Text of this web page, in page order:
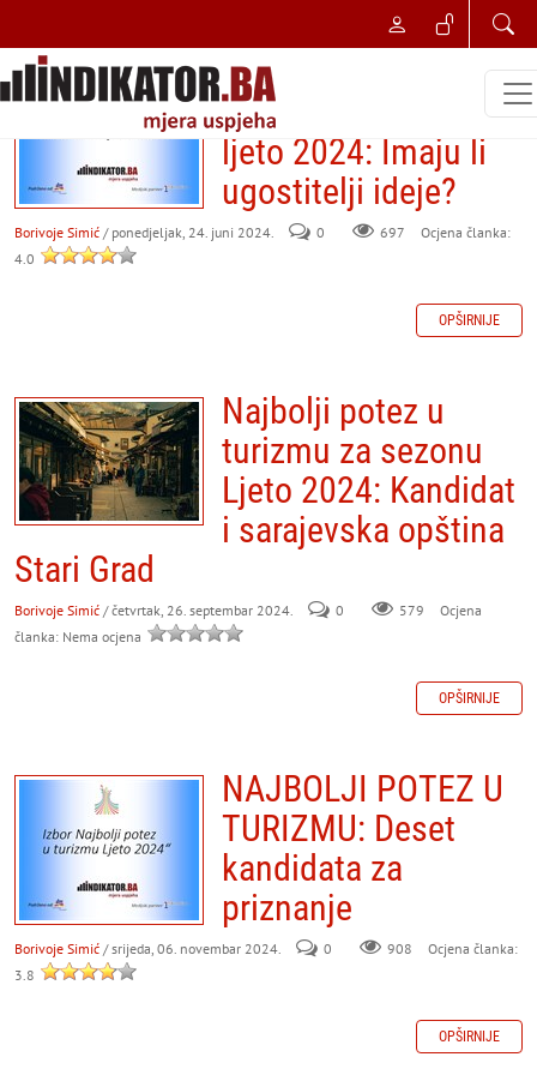
NAJBOLJI POSLOVNI POTEZ
Izbor najboljeg
poteza u turizmu za
ljeto 2024: Imaju li
ugostitelji ideje?
Borivoje Simić / ponedjeljak, 24. juni 2024. 0 697
Ocjena članka:
4.0
OPŠIRNIJE
Najbolji potez u
turizmu za sezonu
Ljeto 2024: Kandidat
i sarajevska opština
Stari Grad
Borivoje Simić / četvrtak, 26. septembar 2024. 0 579
Ocjena
članka: Nema ocjena
OPŠIRNIJE
NAJBOLJI POTEZ U
TURIZMU: Deset
kandidata za
priznanje
Borivoje Simić / srijeda, 06. novembar 2024. 0 908
Ocjena članka:
3.8
OPŠIRNIJE